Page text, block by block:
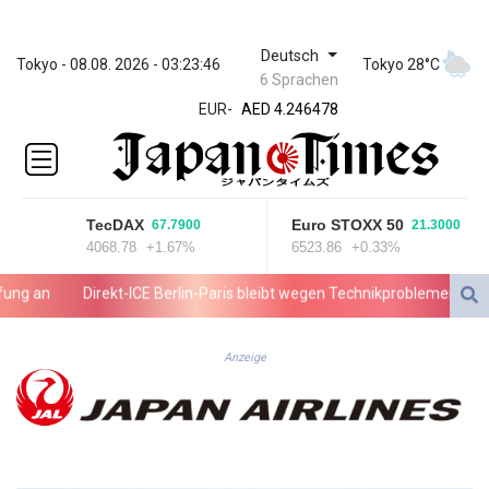
Tokyo - 08.08. 2026 - 03:23:46 Deutsch
6 Sprachen
Tokyo 28°C
EUR-
ZWL 372.279507
AED 4.246478
AED 4.246478
AFN 76.888523
ALL 93.48757
AMD
1061.345207
ARS
1733.058686
AWG 2.082513
BAM 1.961414
BBD 2.328364
TecDAX 67.7900
4068.78 +1.67%
Euro STOXX 50 21.3000
6523.86 +0.33%
Direkt-ICE Berlin-Paris bleibt wegen Technikproblemen vorerst
Anzeige